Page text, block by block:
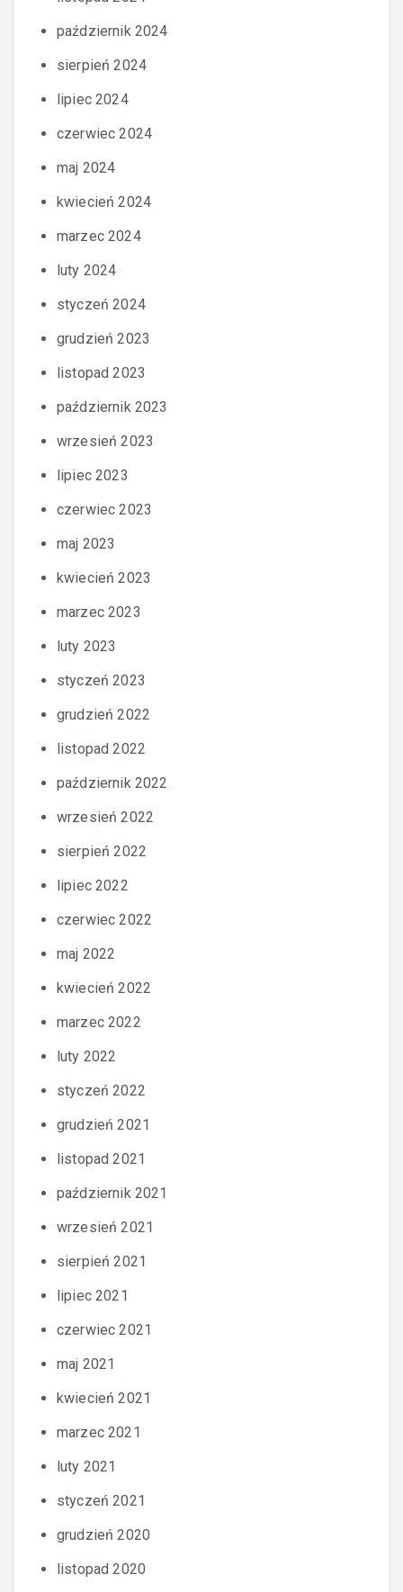
październik 2024
sierpień 2024
lipiec 2024
czerwiec 2024
maj 2024
kwiecień 2024
marzec 2024
luty 2024
styczeń 2024
grudzień 2023
listopad 2023
październik 2023
wrzesień 2023
lipiec 2023
czerwiec 2023
maj 2023
kwiecień 2023
marzec 2023
luty 2023
styczeń 2023
grudzień 2022
listopad 2022
październik 2022
wrzesień 2022
sierpień 2022
lipiec 2022
czerwiec 2022
maj 2022
kwiecień 2022
marzec 2022
luty 2022
styczeń 2022
grudzień 2021
listopad 2021
październik 2021
wrzesień 2021
sierpień 2021
lipiec 2021
czerwiec 2021
maj 2021
kwiecień 2021
marzec 2021
luty 2021
styczeń 2021
grudzień 2020
listopad 2020